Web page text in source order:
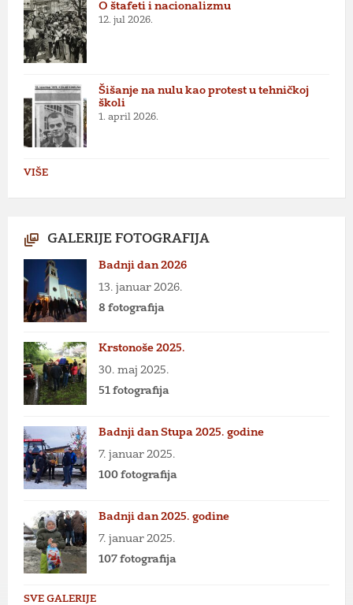
O štafeti i nacionalizmu
12. jul 2026.
Šišanje na nulu kao protest u tehničkoj
školi
1. april 2026.
VIŠE
GALERIJE FOTOGRAFIJA
Badnji dan 2026
13. januar 2026.
8 fotografija
Krstonoše 2025.
30. maj 2025.
51 fotografija
Badnji dan Stupa 2025. godine
7. januar 2025.
100 fotografija
Badnji dan 2025. godine
7. januar 2025.
107 fotografija
SVE GALERIJE